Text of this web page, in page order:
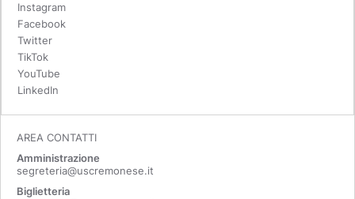
Instagram
Facebook
Twitter
TikTok
YouTube
LinkedIn
AREA CONTATTI
Amministrazione
segreteria@uscremonese.it
Biglietteria